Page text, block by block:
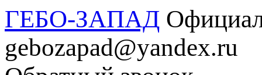
ГЕБО-ЗАПАД
gebozapad@yandex.ru